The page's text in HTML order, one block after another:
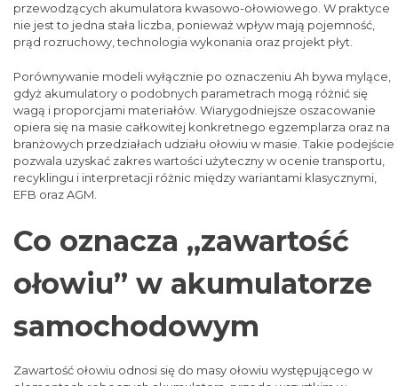
przewodzących akumulatora kwasowo-ołowiowego. W praktyce
nie jest to jedna stała liczba, ponieważ wpływ mają pojemność,
prąd rozruchowy, technologia wykonania oraz projekt płyt.
Porównywanie modeli wyłącznie po oznaczeniu Ah bywa mylące,
gdyż akumulatory o podobnych parametrach mogą różnić się
wagą i proporcjami materiałów. Wiarygodniejsze oszacowanie
opiera się na masie całkowitej konkretnego egzemplarza oraz na
branżowych przedziałach udziału ołowiu w masie. Takie podejście
pozwala uzyskać zakres wartości użyteczny w ocenie transportu,
recyklingu i interpretacji różnic między wariantami klasycznymi,
EFB oraz AGM.
Co oznacza „zawartość
ołowiu” w akumulatorze
samochodowym
Zawartość ołowiu odnosi się do masy ołowiu występującego w